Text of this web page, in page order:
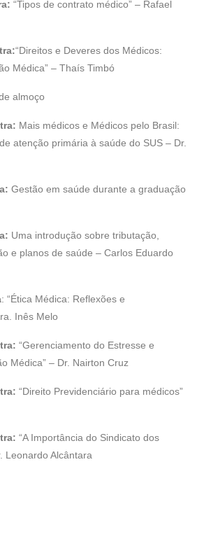
“Tipos de contrato médico” – Rafael
“Direitos e Deveres dos Médicos:
Médica” – Thaís Timbó
almoço
Mais médicos e Médicos pelo Brasil:
atenção primária à saúde do SUS – Dr.
Gestão em saúde durante a graduação
Uma introdução sobre tributação,
e planos de saúde – Carlos Eduardo
: “Ética Médica: Reflexões e
Inês Melo
“Gerenciamento do Estresse e
Médica” – Dr. Nairton Cruz
“Direito Previdenciário para médicos”
“A Importância do Sindicato dos
Leonardo Alcântara